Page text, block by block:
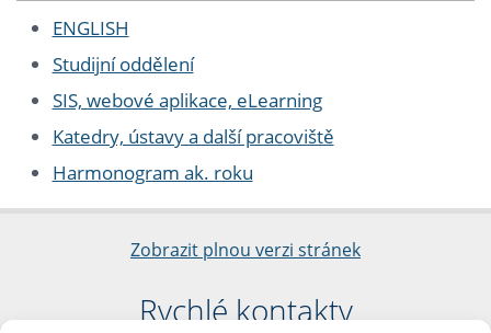
ENGLISH
Studijní oddělení
SIS, webové aplikace, eLearning
Katedry, ústavy a další pracoviště
Harmonogram ak. roku
Zobrazit plnou verzi stránek
Rychlé kontakty